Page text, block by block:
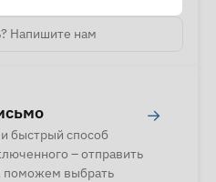
Напишите нам
быстрый способ
– отправить
выбрать
→